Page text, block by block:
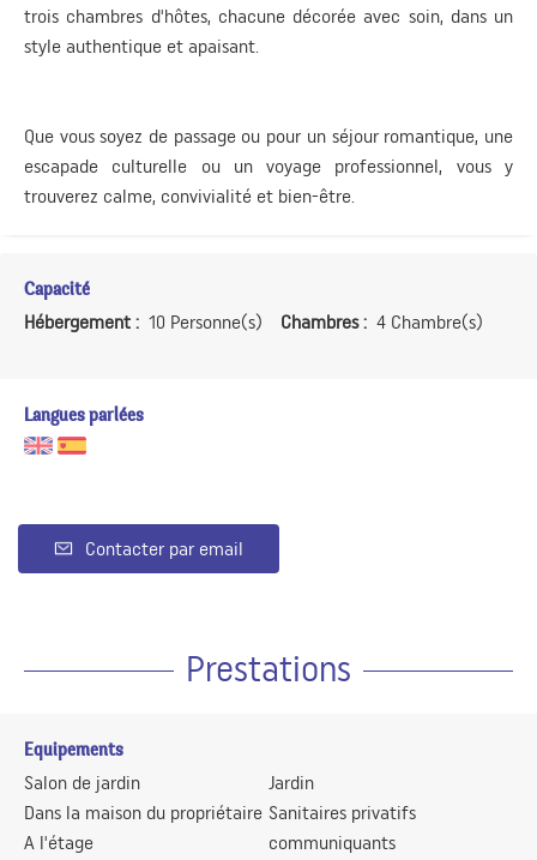
trois chambres d'hôtes, chacune décorée avec soin, dans un
style authentique et apaisant.
Que vous soyez de passage ou pour un séjour romantique, une
escapade culturelle ou un voyage professionnel, vous y
trouverez calme, convivialité et bien-être.
Capacité
Hébergement : 10 Personne(s) Chambres : 4 Chambre(s)
Langues parlées
Contacter par email
Prestations
Equipements
Salon de jardin
Dans la maison du propriétaire
A l'étage
Jardin
Sanitaires privatifs
communiquants